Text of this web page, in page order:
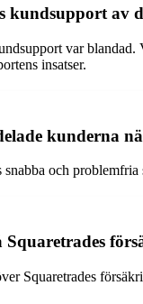
kundsupport av
var
insatser.
kunderna
och
Squaretrades